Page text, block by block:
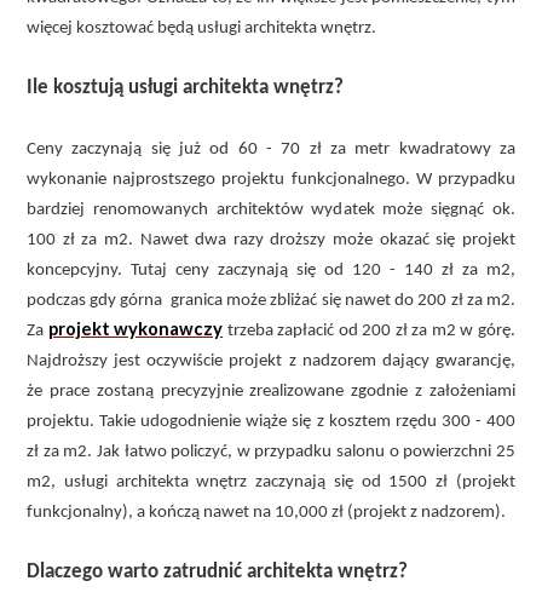
więcej kosztować będą usługi architekta wnętrz.
Ile kosztują usługi architekta wnętrz?
Ceny zaczynają się już od 60 - 70 zł za metr kwadratowy za
wykonanie najprostszego projektu funkcjonalnego. W przypadku
bardziej renomowanych architektów wydatek może sięgnąć ok.
100 zł za m2. Nawet dwa razy droższy może okazać się projekt
koncepcyjny. Tutaj ceny zaczynają się od 120 - 140 zł za m2,
podczas gdy górna granica może zbliżać się nawet do 200 zł za m2.
Za projekt wykonawczy trzeba zapłacić od 200 zł za m2 w górę.
Najdroższy jest oczywiście projekt z nadzorem dający gwarancję,
że prace zostaną precyzyjnie zrealizowane zgodnie z założeniami
projektu. Takie udogodnienie wiąże się z kosztem rzędu 300 - 400
zł za m2. Jak łatwo policzyć, w przypadku salonu o powierzchni 25
m2, usługi architekta wnętrz zaczynają się od 1500 zł (projekt
funkcjonalny), a kończą nawet na 10,000 zł (projekt z nadzorem).
Dlaczego warto zatrudnić architekta wnętrz?